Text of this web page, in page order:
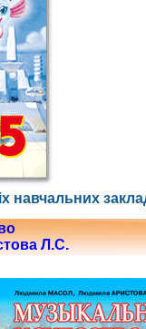
навчальних
Л.С.